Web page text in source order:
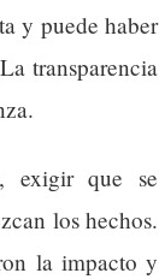
y puede haber
transparencia
exigir que se
los hechos.
la impacto y